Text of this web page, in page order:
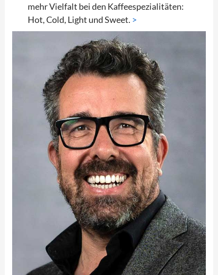
mehr Vielfalt bei den Kaffeespezialitäten:
Hot, Cold, Light und Sweet. >